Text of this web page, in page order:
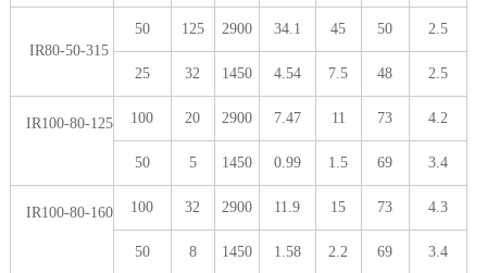
IR80-50-315
50 125 2900 34.1 45 50 2.5
25 32 1450 4.54 7.5 48 2.5
IR100-80-125 100 20 2900 7.47 11 73 4.2
50 5 1450 0.99 1.5 69 3.4
IR100-80-160 100 32 2900 11.9 15 73 4.3
50 8 1450 1.58 2.2 69 3.4